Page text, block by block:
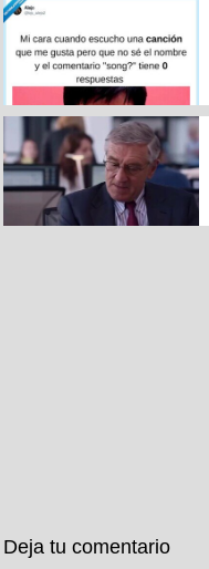
Deja tu comentario